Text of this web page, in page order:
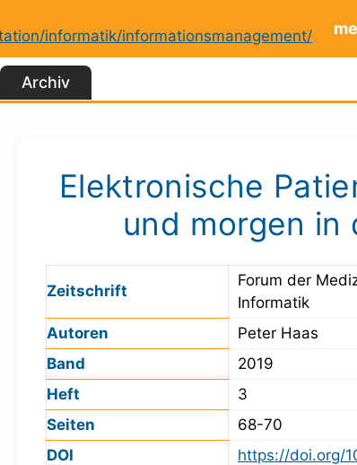
Archiv
Elektronische
und morgen in
Zeitschrift
Forum der
Informatik
Autoren
Peter Haas
Band
2019
Heft
3
Seiten
68-70
DOI
https://doi.org/